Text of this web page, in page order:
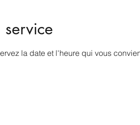
service
la date et l'heure qui vous